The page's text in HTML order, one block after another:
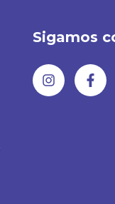
Sigamos